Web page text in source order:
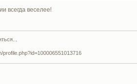
всегда веселее!